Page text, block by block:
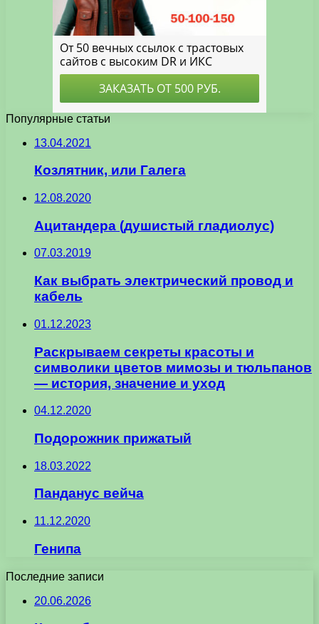
Популярные статьи
13.04.2021
Козлятник, или Галега
12.08.2020
Ацитандера (душистый гладиолус)
07.03.2019
Как выбрать электрический провод и
кабель
01.12.2023
Раскрываем секреты красоты и
символики цветов мимозы и тюльпанов
— история, значение и уход
04.12.2020
Подорожник прижатый
18.03.2022
Панданус вейча
11.12.2020
Генипа
Последние записи
20.06.2026